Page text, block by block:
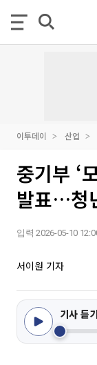
이투데이 산업
중기부 ‘
발표…청
입력 2026-05-10
서이원 기자
기사 듣기